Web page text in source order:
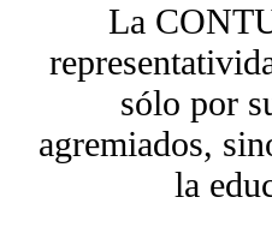
La
sólo por
agremiados,
la